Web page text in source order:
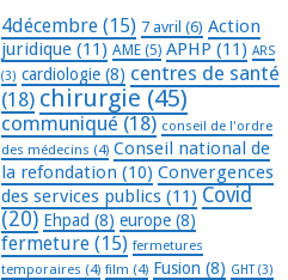
4décembre (15) 7 avril (6) Action
juridique (11) AME (5) APHP (11) ARS
(3) cardiologie (8) centres de santé
(18) chirurgie (45)
communiqué (18) conseil de l'ordre
des médecins (4) Conseil national de
la refondation (10) Convergences
des services publics (11) Covid
(20) Ehpad (8) europe (8)
fermeture (15) fermetures
temporaires (4) film (4) Fusion (8) GHT(3)